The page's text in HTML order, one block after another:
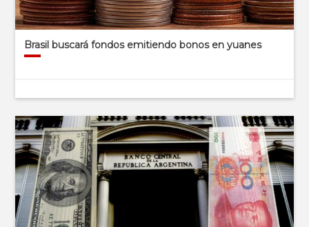
Brasil buscará fondos emitiendo bonos en yuanes